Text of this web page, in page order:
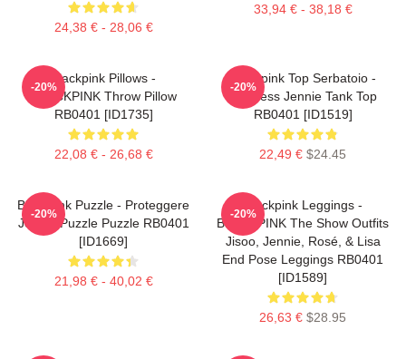
24,38 € - 28,06 €
33,94 € - 38,18 €
Blackpink Pillows -
BLACKPINK Throw Pillow
RB0401 [ID1735]
22,08 € - 26,68 €
-20%
Blackpink Top Serbatoio -
Faceless Jennie Tank Top
RB0401 [ID1519]
22,49 € $24.45
-20%
Blackpink Puzzle - Proteggere
Jennie Puzzle Puzzle RB0401
[ID1669]
21,98 € - 40,02 €
-20%
Blackpink Leggings -
BLACKPINK The Show Outfits
Jisoo, Jennie, Rosé, & Lisa
End Pose Leggings RB0401
[ID1589]
26,63 € $28.95
-20%